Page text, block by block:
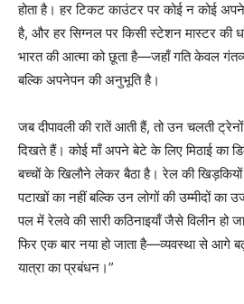
होता है। हर टिकट काउंटर पर कोई न कोई अपने
है, और हर सिग्नल पर किसी स्टेशन मास्टर की
भारत की आत्मा को छूता है—जहाँ गति केवल
बल्कि अपनेपन की अनुभूति है।
जब दीपावली की रातें आती हैं, तो उन चलती
दिखते हैं। कोई माँ अपने बेटे के लिए मिठाई का
बच्चों के खिलौने लेकर बैठा है। रेल की
पटाखों का नहीं बल्कि उन लोगों की उम्मीदों का
पल में रेलवे की सारी कठिनाइयाँ जैसे विलीन हो
फिर एक बार नया हो जाता है—व्यवस्था से आगे
यात्रा का प्रबंधन।”